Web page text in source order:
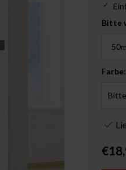
Bitte
Farbe: